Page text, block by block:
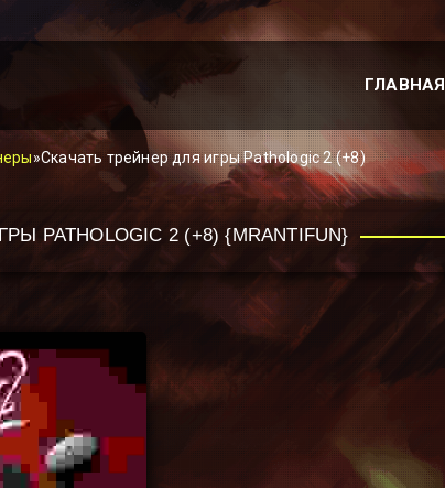
ГЛАВНАЯ
»Скачать трейнер для игры Pathologic 2 (+8)
PATHOLOGIC 2 (+8) {MRANTIFUN}